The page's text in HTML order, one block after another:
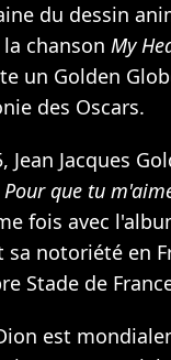
du dessin
chanson My
un Golden
des Oscars.
Jean Jacques
Pour que tu
fois avec
sa notoriété en
Stade de
est